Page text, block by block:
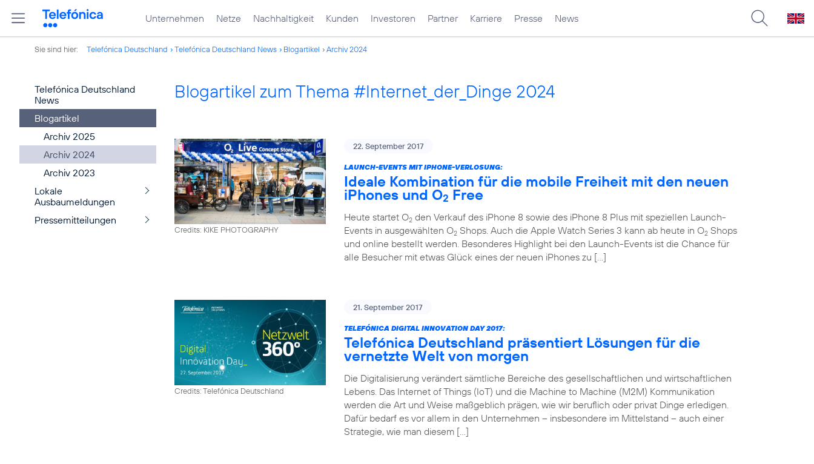
Unternehmen Netze Nachhaltigkeit Kunden Investoren Partner Karriere Presse News
Sie sind hier: Telefónica Deutschland Telefónica Deutschland News Blogartikel Archiv 2024
Telefónica Deutschland
News
Blogartikel
Archiv 2025
Archiv 2024
Archiv 2023
Lokale
Ausbaumeldungen
Pressemitteilungen
Blogartikel zum Thema #Internet_der_Dinge 2024
Credits: KIKE PHOTOGRAPHY
22. September 2017
LAUNCH-EVENTS MIT IPHONE-VERLOSUNG:
Ideale Kombination für die mobile Freiheit mit den neuen
iPhones und O2 Free
Heute startet O2 den Verkauf des iPhone 8 sowie des iPhone 8 Plus mit speziellen Launch-
Events in ausgewählten O2 Shops. Auch die Apple Watch Series 3 kann ab heute in O2 Shops
und online bestellt werden. Besonderes Highlight bei den Launch-Events ist die Chance für
alle Besucher mit etwas Glück eines der neuen iPhones zu […]
Credits: Telefónica Deutschland
21. September 2017
TELEFÓNICA DIGITAL INNOVATION DAY 2017:
Telefónica Deutschland präsentiert Lösungen für die
vernetzte Welt von morgen
Die Digitalisierung verändert sämtliche Bereiche des gesellschaftlichen und wirtschaftlichen
Lebens. Das Internet of Things (IoT) und die Machine to Machine (M2M) Kommunikation
werden die Art und Weise maßgeblich prägen, wie wir beruflich oder privat Dinge erledigen.
Dafür bedarf es vor allem in den Unternehmen – insbesondere im Mittelstand – auch einer
Strategie, wie man diesem […]